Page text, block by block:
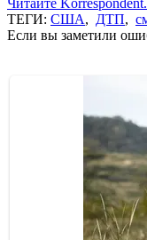
ТЕГИ: США, ДТП,
Если вы заметили